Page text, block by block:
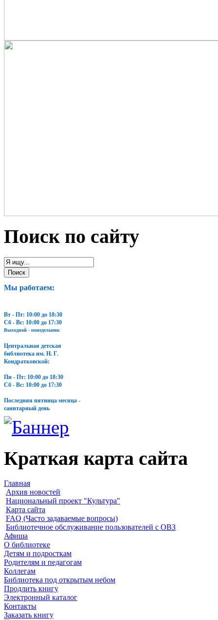
Поиск по сайту
Мы работаем:
Вт - Пт: 10:00 до 18:30
Сб - Вс: 10:00 до 17:30
Выходной - понедельник
Центральная детская
библиотека им. Н. Г.
Кондратковской:
Пн - Пт: 10:00 до 18:30
Сб - Вс: 10:00 до 17:30
Последняя пятница месяца -
санитарный день
Краткая карта сайта
Главная
Архив новостей
Национальный проект "Культура"
Карта сайта
FAQ (Часто задаваемые вопросы)
Библиотечное обслуживание пользователей с ОВЗ
Афиша
О библиотеке
Детям и подросткам
Родителям и педагогам
Коллегам
Библиотека под открытым небом
Продлить книгу
Электронный каталог
Контакты
Заказать книгу